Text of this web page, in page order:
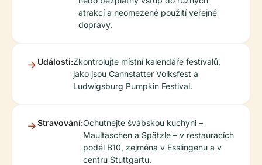
atrakcí a neomezené použití veřejné
dopravy.
Události:Zkontrolujte místní kalendáře festivalů,
jako jsou Cannstatter Volksfest a
Ludwigsburg Pumpkin Festival.
Stravování:Ochutnejte švábskou kuchyni –
Maultaschen a Spätzle – v restauracích
podél B10, zejména v Esslingenu a v
centru Stuttgartu.